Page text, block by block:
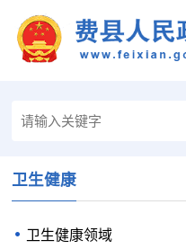
卫生健康
卫生健康领域